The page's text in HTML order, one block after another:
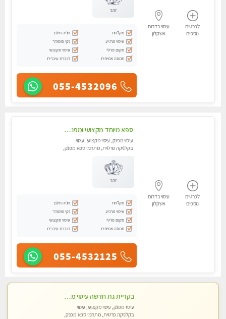
לפרטים
נוספים
עיסוי בדרום
אשקלון
זהב
מקלחת
חניה חינם
עיסוי מרגיע
נקי ומסודר
מקום פרטי
עיסוי מקצועי
תמונה אמיתית
דוברת עיברית
055-4532096
לפרטים
נוספים
עיסוי בדרום
אשקלון
ספא מיוחד מקצועי ומפנק באשקלון מעסה ...מקצועית ואיכותית -מומלץ מאוד...
עיסוי מפנק, עיסוי מקצועי, עיסוי
בקלניקה פרטית, מתחמי ספא מפנק,
זהב
מקלחת
חניה חינם
עיסוי מרגיע
נקי ומסודר
מקום פרטי
עיסוי מקצועי
תמונה אמיתית
דוברת עיברית
055-4532125
בקריית גת חדשה עיסוי מדהים מרגיע ומפנק
עיסוי מפנק, עיסוי מקצועי, עיסוי
בקלניקה פרטית, מתחמי ספא מפנק,